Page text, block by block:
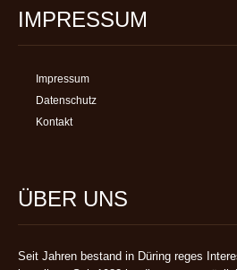
IMPRESSUM
Impressum
Datenschutz
Kontakt
ÜBER UNS
Seit Jahren bestand in Düring reges